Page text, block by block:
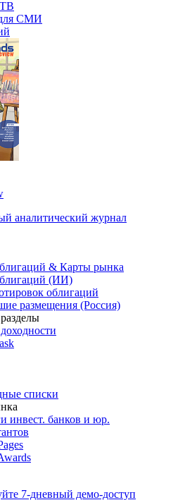
Hub
СМИ
аналитический журнал
& Карты рынка
(ИИ)
облигаций
размещения (Россия)
списки
инвест. банков и юр.